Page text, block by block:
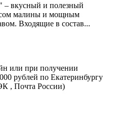
– вкусный и полезный
малины и мощным
Входящие в состав...
или при получении
рублей по Екатеринбургу
, Почта России)